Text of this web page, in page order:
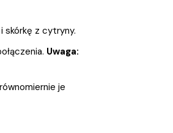
skórkę z cytryny.
Uwaga:
je